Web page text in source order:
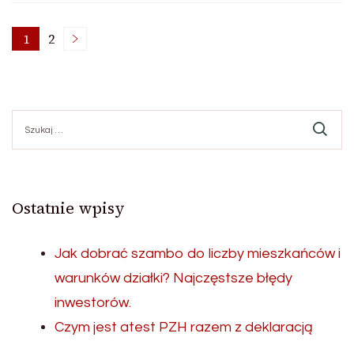
Nawigacja
po
wpisach
Page
1 Page
2
Ostatnie wpisy
Jak dobrać szambo do liczby mieszkańców i
warunków działki? Najczęstsze błędy
inwestorów.
Czym jest atest PZH razem z deklaracją